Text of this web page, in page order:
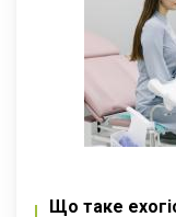
Що таке